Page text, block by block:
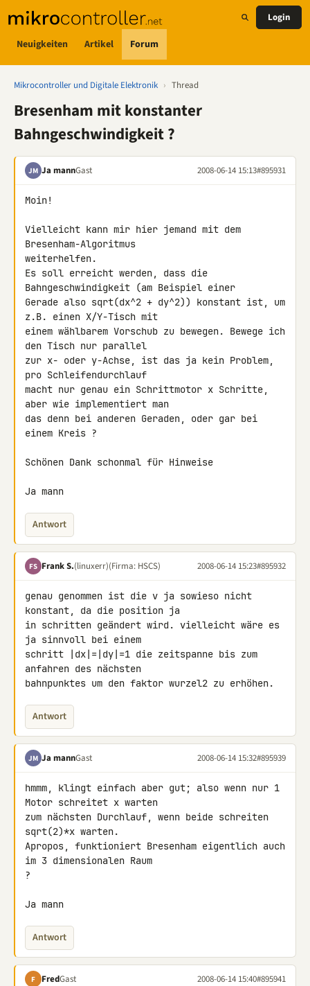
Neuigkeiten Artikel Forum
Login
Mikrocontroller und Digitale Elektronik › Thread
Bresenham mit konstanter
Bahngeschwindigkeit ?
JM Ja mannGast 2008-06-14 15:13#895931
Moin!
Vielleicht kann mir hier jemand mit dem
Bresenham-Algoritmus
weiterhelfen.
Es soll erreicht werden, dass die
Bahngeschwindigkeit (am Beispiel einer
Gerade also sqrt(dx^2 + dy^2)) konstant ist, um
z.B. einen X/Y-Tisch mit
einem wählbarem Vorschub zu bewegen. Bewege ich
den Tisch nur parallel
zur x- oder y-Achse, ist das ja kein Problem,
pro Schleifendurchlauf
macht nur genau ein Schrittmotor x Schritte,
aber wie implementiert man
das denn bei anderen Geraden, oder gar bei
einem Kreis ?
Schönen Dank schonmal für Hinweise
Ja mann
Antwort
FS Frank S.(linuxerr)(Firma: HSCS) 2008-06-14 15:23#895932
genau genommen ist die v ja sowieso nicht
konstant, da die position ja
in schritten geändert wird. vielleicht wäre es
ja sinnvoll bei einem
schritt |dx|=|dy|=1 die zeitspanne bis zum
anfahren des nächsten
bahnpunktes um den faktor wurzel2 zu erhöhen.
Antwort
JM Ja mannGast 2008-06-14 15:32#895939
hmmm, klingt einfach aber gut; also wenn nur 1
Motor schreitet x warten
zum nächsten Durchlauf, wenn beide schreiten
sqrt(2)*x warten.
Apropos, funktioniert Bresenham eigentlich auch
im 3 dimensionalen Raum
?
Ja mann
Antwort
F FredGast 2008-06-14 15:40#895941